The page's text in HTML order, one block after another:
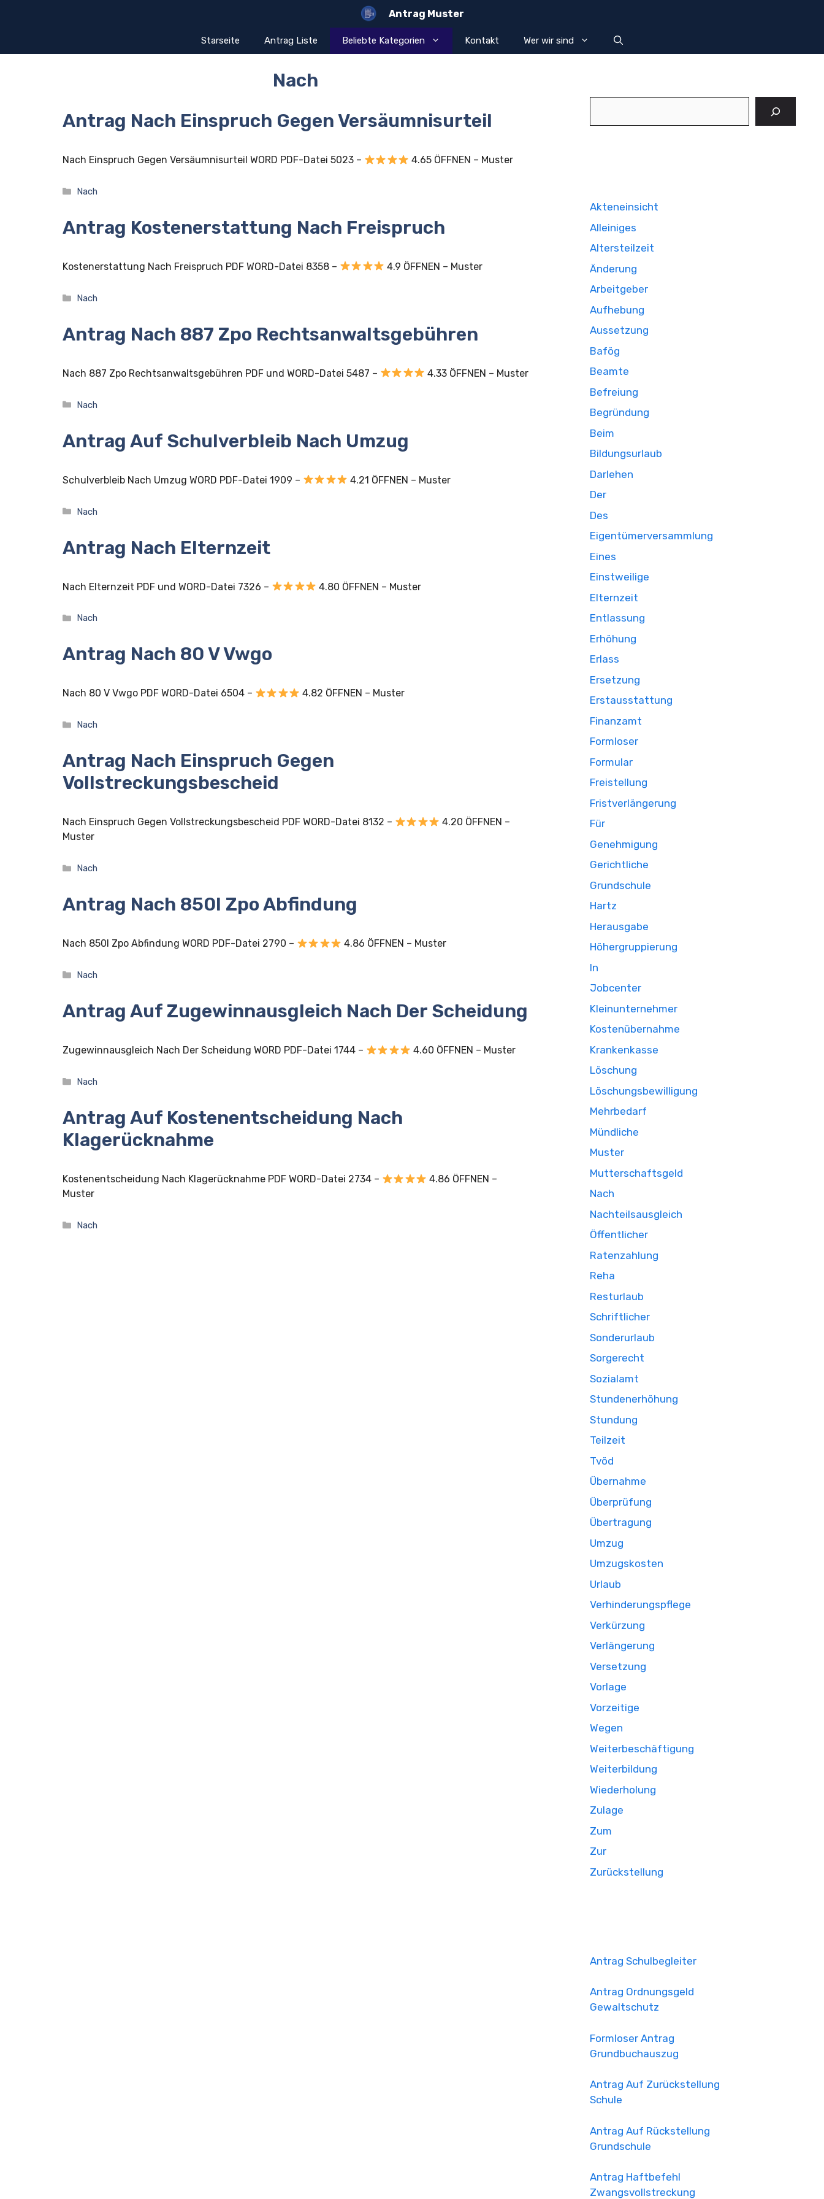
Antrag Muster
Starseite Antrag Liste Beliebte Kategorien Kontakt Wer wir sind
Nach
Antrag Nach Einspruch Gegen Versäumnisurteil
Nach Einspruch Gegen Versäumnisurteil WORD PDF-Datei 5023 – 4.65 ÖFFNEN – Muster
Kategorien
Nach
Antrag Kostenerstattung Nach Freispruch
Kostenerstattung Nach Freispruch PDF WORD-Datei 8358 – 4.9 ÖFFNEN – Muster
Kategorien
Nach
Antrag Nach 887 Zpo Rechtsanwaltsgebühren
Nach 887 Zpo Rechtsanwaltsgebühren PDF und WORD-Datei 5487 – 4.33 ÖFFNEN – Muster
Kategorien
Nach
Antrag Auf Schulverbleib Nach Umzug
Schulverbleib Nach Umzug WORD PDF-Datei 1909 – 4.21 ÖFFNEN – Muster
Kategorien
Nach
Antrag Nach Elternzeit
Nach Elternzeit PDF und WORD-Datei 7326 – 4.80 ÖFFNEN – Muster
Kategorien
Nach
Antrag Nach 80 V Vwgo
Nach 80 V Vwgo PDF WORD-Datei 6504 – 4.82 ÖFFNEN – Muster
Kategorien
Nach
Antrag Nach Einspruch Gegen
Vollstreckungsbescheid
Nach Einspruch Gegen Vollstreckungsbescheid PDF WORD-Datei 8132 –
4.20 ÖFFNEN –
Muster
Kategorien
Nach
Antrag Nach 850I Zpo Abfindung
Nach 850I Zpo Abfindung WORD PDF-Datei 2790 – 4.86 ÖFFNEN – Muster
Kategorien
Nach
Antrag Auf Zugewinnausgleich Nach Der Scheidung
Zugewinnausgleich Nach Der Scheidung WORD PDF-Datei 1744 – 4.60 ÖFFNEN – Muster
Kategorien
Nach
Antrag Auf Kostenentscheidung Nach
Klagerücknahme
Kostenentscheidung Nach Klagerücknahme PDF WORD-Datei 2734 –
4.86 ÖFFNEN –
Muster
Kategorien
Nach
Akteneinsicht
Alleiniges
Altersteilzeit
Änderung
Arbeitgeber
Aufhebung
Aussetzung
Bafög
Beamte
Befreiung
Begründung
Beim
Bildungsurlaub
Darlehen
Der
Des
Eigentümerversammlung
Eines
Einstweilige
Elternzeit
Entlassung
Erhöhung
Erlass
Ersetzung
Erstausstattung
Finanzamt
Formloser
Formular
Freistellung
Fristverlängerung
Für
Genehmigung
Gerichtliche
Grundschule
Hartz
Herausgabe
Höhergruppierung
In
Jobcenter
Kleinunternehmer
Kostenübernahme
Krankenkasse
Löschung
Löschungsbewilligung
Mehrbedarf
Mündliche
Muster
Mutterschaftsgeld
Nach
Nachteilsausgleich
Öffentlicher
Ratenzahlung
Reha
Resturlaub
Schriftlicher
Sonderurlaub
Sorgerecht
Sozialamt
Stundenerhöhung
Stundung
Teilzeit
Tvöd
Übernahme
Überprüfung
Übertragung
Umzug
Umzugskosten
Urlaub
Verhinderungspflege
Verkürzung
Verlängerung
Versetzung
Vorlage
Vorzeitige
Wegen
Weiterbeschäftigung
Weiterbildung
Wiederholung
Zulage
Zum
Zur
Zurückstellung
Antrag Schulbegleiter
Antrag Ordnungsgeld
Gewaltschutz
Formloser Antrag
Grundbuchauszug
Antrag Auf Zurückstellung
Schule
Antrag Auf Rückstellung
Grundschule
Antrag Haftbefehl
Zwangsvollstreckung